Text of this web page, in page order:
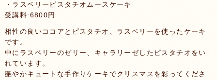
・ラスベリーピスタチオムースケーキ
受講料:6800円
相性の良いココアとピスタチオ、ラスベリーを使ったケーキ
です。
中にラスベリーのゼリー、キャラリーゼしたピスタチオをい
れています。
艶やかキュートな手作りケーキでクリスマスを彩ってくださ